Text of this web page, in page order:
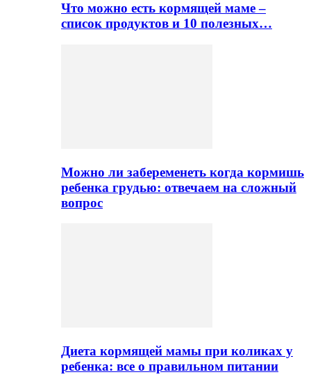
Что можно есть кормящей маме –
список продуктов и 10 полезных…
Можно ли забеременеть когда кормишь
ребенка грудью: отвечаем на сложный
вопрос
Диета кормящей мамы при коликах у
ребенка: все о правильном питании